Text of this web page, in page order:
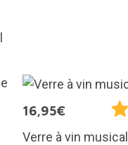
16,95€
Verre à vin musical